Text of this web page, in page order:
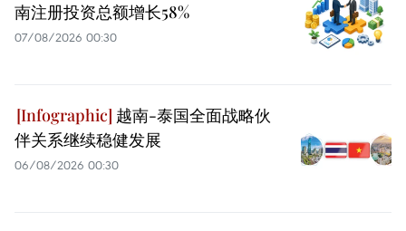
南注册投资总额增长58%
07/08/2026 00:30
越南-泰国全面战略伙
伴关系继续稳健发展
06/08/2026 00:30